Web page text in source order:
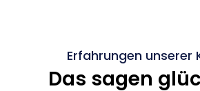
Erfahrungen unserer
Das sagen